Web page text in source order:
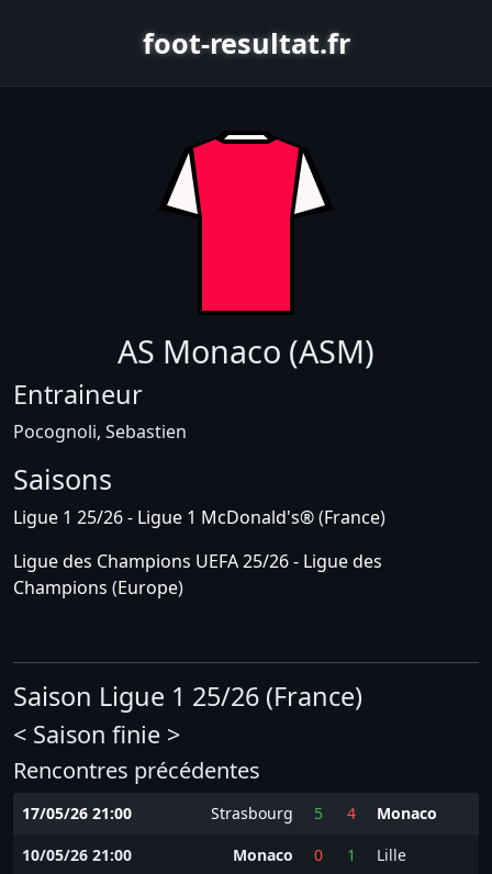
foot-resultat.fr
AS Monaco (ASM)
Entraineur
Pocognoli, Sebastien
Saisons
Ligue 1 25/26 - Ligue 1 McDonald's®(France)
Ligue des Champions UEFA 25/26 - Ligue des
Champions (Europe)
Saison Ligue 1 25/26 (France)
< Saison finie >
Rencontres précédentes
17/05/26 21:00 Strasbourg 5 4
Monaco
10/05/26 21:00
Monaco 0 1
Lille